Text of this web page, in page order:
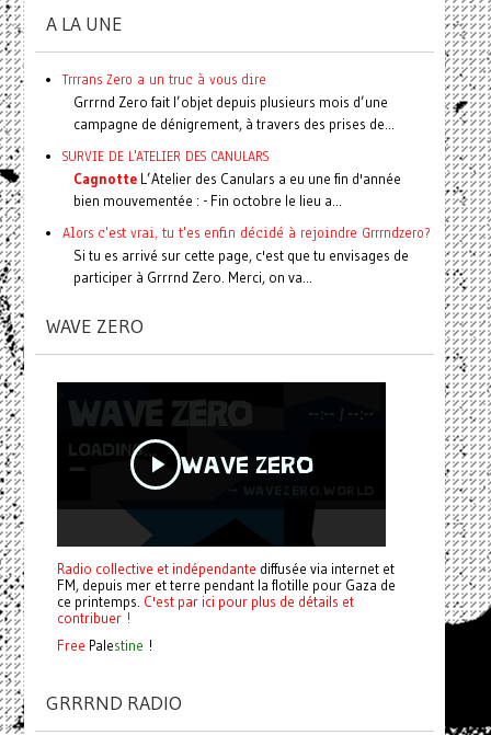
A LA UNE
Trrrans Zero a un truc à vous dire
Grrrnd Zero fait l’objet depuis plusieurs mois d’une
campagne de dénigrement, à travers des prises de...
SURVIE DE L'ATELIER DES CANULARS
CagnotteL’Atelier des Canulars a eu une fin d'année
bien mouvementée : - Fin octobre le lieu a...
Alors c'est vrai, tu t'es enfin décidé à rejoindre Grrrndzero?
Si tu es arrivé sur cette page, c'est que tu envisages de
participer à Grrrnd Zero. Merci, on va...
WAVE ZERO
Radio collective et indépendante diffusée via internet et
FM, depuis mer et terre pendant la flotille pour Gaza de
ce printemps. C'est par ici pour plus de détails et
contribuer !
Free Palestine !
GRRRND RADIO